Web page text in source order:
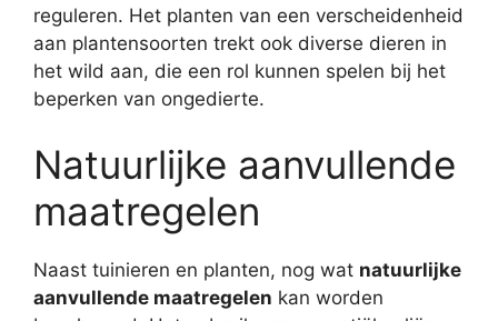
reguleren. Het planten van een verscheidenheid
aan plantensoorten trekt ook diverse dieren in
het wild aan, die een rol kunnen spelen bij het
beperken van ongedierte.
Natuurlijke aanvullende
maatregelen
Naast tuinieren en planten, nog wat natuurlijke
aanvullende maatregelen kan worden